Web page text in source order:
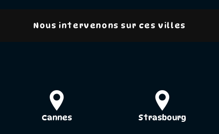
Nous intervenons sur ces villes
Cannes Strasbourg